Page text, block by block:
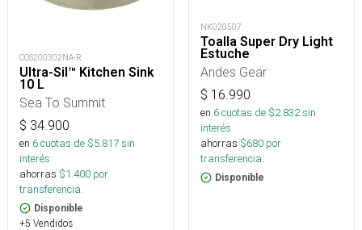
COS200302NA-R
Ultra-Sil™ Kitchen Sink
10 L
Sea To Summit
$ 34.900
en 6cuotas de $5.817sin
interés
ahorras $1.400 por
transferencia.
Disponible
+5 Vendidos
NK020507
Toalla Super Dry Light
Estuche
Andes Gear
$ 16.990
en 6cuotas de $2.832sin
interés
ahorras $680 por
transferencia.
Disponible